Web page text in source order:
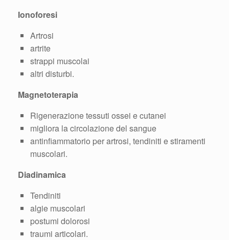
Ionoforesi
Artrosi
artrite
strappi muscolai
altri disturbi.
Magnetoterapia
Rigenerazione tessuti ossei e cutanei
migliora la circolazione del sangue
antinfiammatorio per artrosi, tendiniti e stiramenti
muscolari.
Diadinamica
Tendiniti
algie muscolari
postumi dolorosi
traumi articolari.